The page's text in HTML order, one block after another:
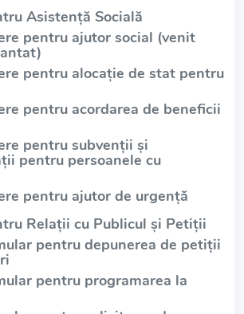
Asistență Socială
pentru ajutor social (venit
pentru alocație de stat pentru
pentru acordarea de beneficii
pentru subvenții și
pentru persoanele cu
pentru ajutor de urgență
Relații cu Publicul și Petiții
pentru depunerea de petiții
pentru programarea la